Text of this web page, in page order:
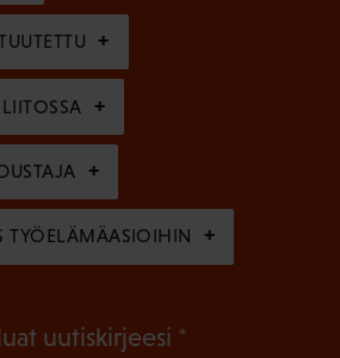
l
i
n
e
n
)
TYÖELÄMÄASIOIHIN
uutiskirjeesi